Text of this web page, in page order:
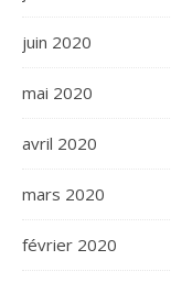
juin 2020
mai 2020
avril 2020
mars 2020
février 2020